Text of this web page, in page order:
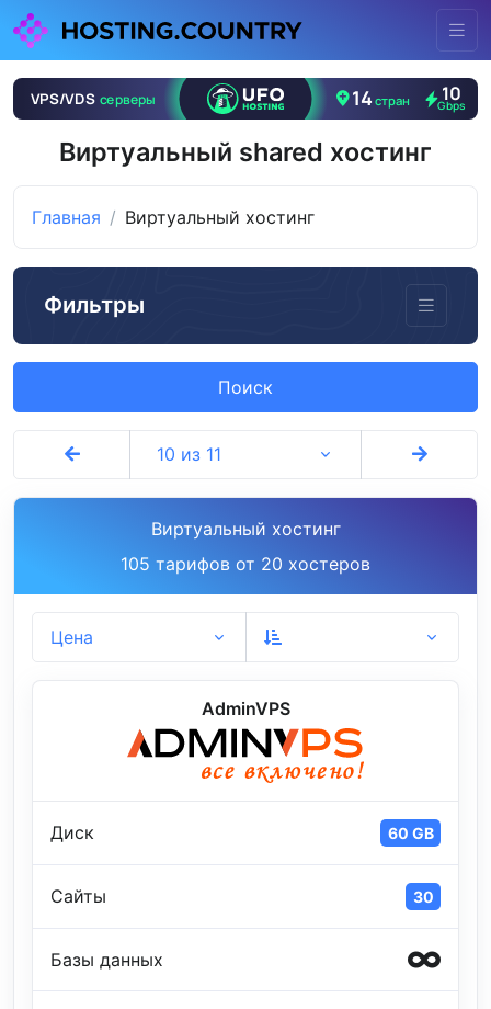
Виртуальный shared хостинг
Главная Виртуальный хостинг
Фильтры
Поиск
10 из 11
Виртуальный хостинг
105 тарифов от 20 хостеров
Цена
AdminVPS
Диск 60 GB
Сайты 30
Базы данных